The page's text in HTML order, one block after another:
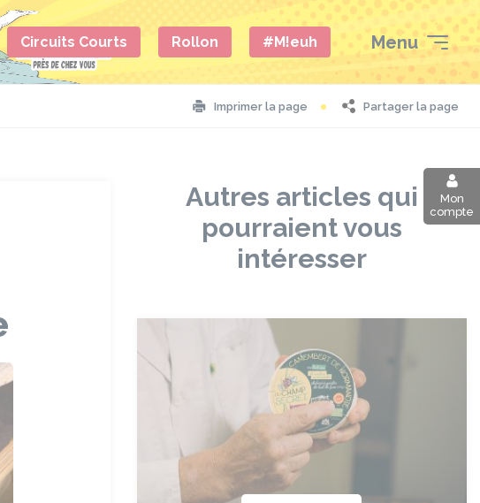
Circuits Courts Rollon #M!euh Menu
Mon
compte
Imprimer la page Partager la page
Autres articles qui
pourraient vous
intéresser